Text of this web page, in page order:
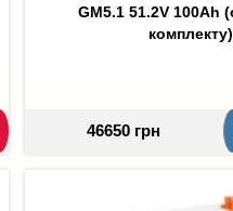
GM5.1 51.2V 100Ah
комплекту)
46650 грн